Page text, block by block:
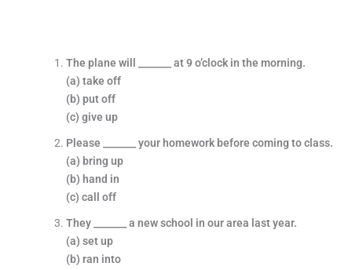
The plane will _______ at 9 o’clock in the morning.
(a) take off
(b) put off
(c) give up
Please _______ your homework before coming to class.
(a) bring up
(b) hand in
(c) call off
They _______ a new school in our area last year.
(a) set up
(b) ran into